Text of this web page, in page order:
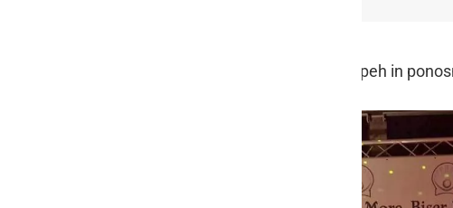
Iskrene čestitke vsem za odličen uspeh in